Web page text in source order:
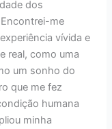
dos
me
vívida e
real, como uma
um sonho do
que me fez
humana
minha